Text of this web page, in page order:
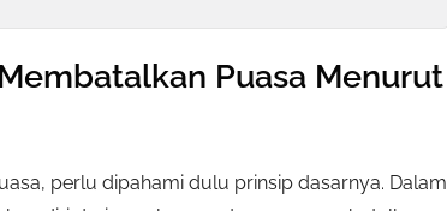
Puasa Menurut
perlu dipahami dulu prinsip dasarnya. Dalam